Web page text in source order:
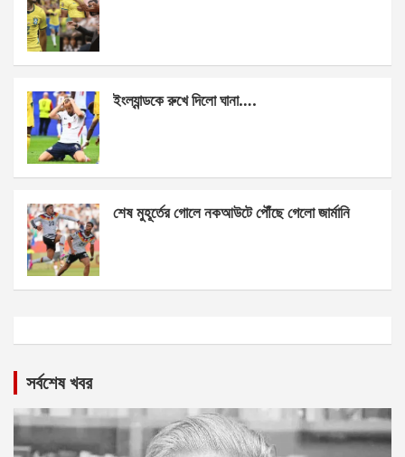
ইংল্যান্ডকে রুখে দিলো ঘানা….
শেষ মুহূর্তের গোলে নকআউটে পৌঁছে গেলো জার্মানি
সর্বশেষ খবর